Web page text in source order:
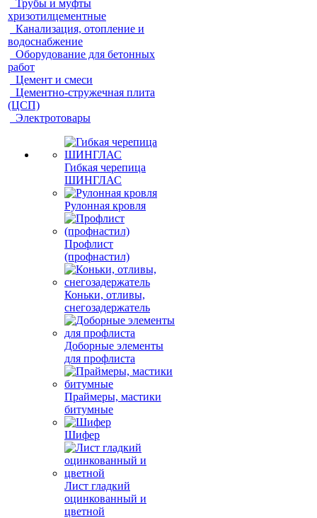
Трубы и муфты
хризотилцементные
Канализация, отопление и
водоснабжение
Оборудование для бетонных
работ
Цемент и смеси
Цементно-стружечная плита
(ЦСП)
Электротовары
Гибкая черепица
ШИНГЛАС
Рулонная кровля
Профлист
(профнастил)
Коньки, отливы,
снегозадержатель
Доборные элементы
для профлиста
Праймеры, мастики
битумные
Шифер
Лист гладкий
оцинкованный и
цветной